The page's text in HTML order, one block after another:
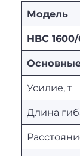
Модель
HBC
Усилие, т
Длина